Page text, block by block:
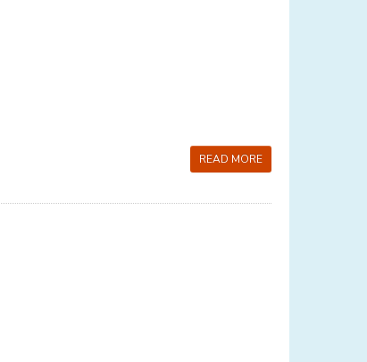
READ MORE